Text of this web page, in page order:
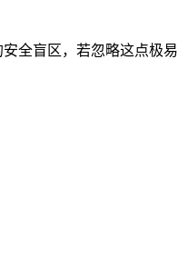
全盲区，若忽略这点极